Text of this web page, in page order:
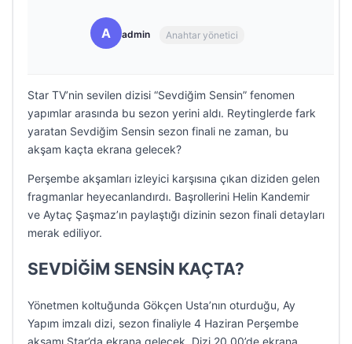
A admin Anahtar yönetici
Star TV’nin sevilen dizisi “Sevdiğim Sensin” fenomen
yapımlar arasında bu sezon yerini aldı. Reytinglerde fark
yaratan Sevdiğim Sensin sezon finali ne zaman, bu
akşam kaçta ekrana gelecek?
Perşembe akşamları izleyici karşısına çıkan diziden gelen
fragmanlar heyecanlandırdı. Başrollerini Helin Kandemir
ve Aytaç Şaşmaz’ın paylaştığı dizinin sezon finali detayları
merak ediliyor.
SEVDİĞİM SENSİN KAÇTA?
Yönetmen koltuğunda Gökçen Usta’nın oturduğu, Ay
Yapım imzalı dizi, sezon finaliyle 4 Haziran Perşembe
akşamı Star’da ekrana gelecek. Dizi 20.00’de ekrana